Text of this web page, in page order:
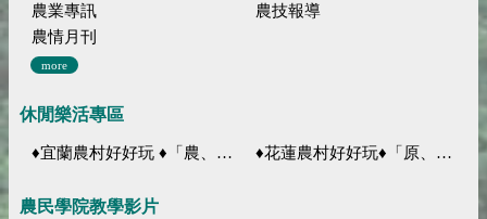
農業專訊
農技報導
農情月刊
more
休閒樂活專區
♦宜蘭農村好好玩 ♦「農、藝、山、水」四條遊程推薦 ♦花蓮農村好好玩♦「原、生、慢、活」四條遊程推薦
農民學院教學影片